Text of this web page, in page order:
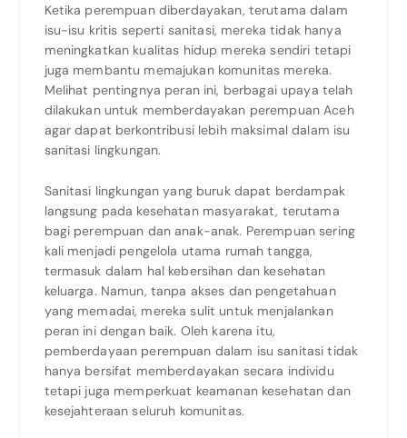
Ketika perempuan diberdayakan, terutama dalam
isu-isu kritis seperti sanitasi, mereka tidak hanya
meningkatkan kualitas hidup mereka sendiri tetapi
juga membantu memajukan komunitas mereka.
Melihat pentingnya peran ini, berbagai upaya telah
dilakukan untuk memberdayakan perempuan Aceh
agar dapat berkontribusi lebih maksimal dalam isu
sanitasi lingkungan.
Sanitasi lingkungan yang buruk dapat berdampak
langsung pada kesehatan masyarakat, terutama
bagi perempuan dan anak-anak. Perempuan sering
kali menjadi pengelola utama rumah tangga,
termasuk dalam hal kebersihan dan kesehatan
keluarga. Namun, tanpa akses dan pengetahuan
yang memadai, mereka sulit untuk menjalankan
peran ini dengan baik. Oleh karena itu,
pemberdayaan perempuan dalam isu sanitasi tidak
hanya bersifat memberdayakan secara individu
tetapi juga memperkuat keamanan kesehatan dan
kesejahteraan seluruh komunitas.